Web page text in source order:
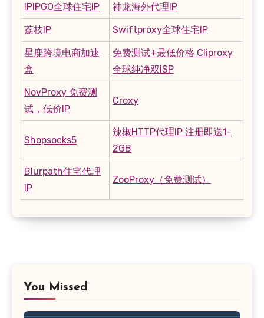
IPIPGO全球住宅IP 神龙海外代理IP
荔枝IP Swiftproxy全球住宅IP
星鹿跨境电商加速
盒
免费测试+最低价格 Cliproxy
全球纯净双ISP
NovProxy 免费测
试，低价IP
Croxy
Shopsocks5
辣椒HTTP代理IP 注册即送1-
2GB
Blurpath住宅代理
IP
ZooProxy（免费测试）
You Missed